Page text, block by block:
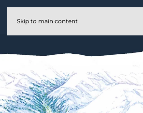
Skip to main content